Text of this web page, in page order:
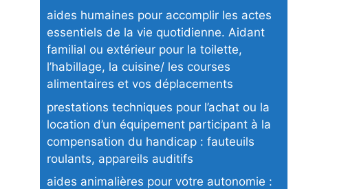
aides humaines pour accomplir les actes
essentiels de la vie quotidienne. Aidant
familial ou extérieur pour la toilette,
l’habillage, la cuisine/ les courses
alimentaires et vos déplacements
prestations techniques pour l’achat ou la
location d’un équipement participant à la
compensation du handicap : fauteuils
roulants, appareils auditifs
aides animalières pour votre autonomie :